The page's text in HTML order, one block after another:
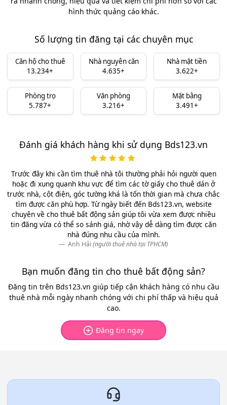
hình thức quảng cáo khác.
Số lượng tin đăng tại các chuyên mục
Căn hộ cho thuê
13.234+
Nhà nguyên căn
4.635+
Nhà mặt tiền
3.622+
Phòng trọ
5.787+
Văn phòng
3.216+
Mặt bằng
3.491+
Đánh giá khách hàng khi sử dụng Bds123.vn
Trước đây khi cần tìm thuê nhà tôi thường phải hỏi người quen
hoặc đi xung quanh khu vực để tìm các tờ giấy cho thuê dán ở
trước nhà, cột điện, góc tường khá là tốn thời gian mà chưa chắc
tìm được căn phù hợp. Từ ngày biết đến Bds123.vn, website
chuyên về cho thuê bất động sản giúp tôi vừa xem được nhiều
tin đăng vừa có thể so sánh giá, nhờ vậy dễ dàng tìm được căn
nhà đúng nhu cầu của mình.
Anh Hải (người thuê nhà tại TPHCM)
Bạn muốn đăng tin cho thuê bất động sản?
Đăng tin trên Bds123.vn giúp tiếp cận khách hàng có nhu cầu
thuê nhà mỗi ngày nhanh chóng với chi phí thấp và hiệu quả
cao.
Đăng tin ngay